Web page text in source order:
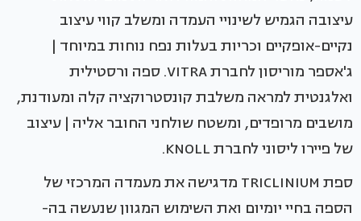
עיצובה הגמיש לשינויי העמדה ומשלב קווי עיצוב
נקיים-אופקיים וכריות בעלות נפח נוחות במיוחד |
ג'אספר מוריסון לחברת VITRA. ספה ורסטילית
ואלגנטית למראה משלבת קונסטרוקציה קלה ומעודנת,
מושבים מרופדים, ומשטח שולחני החובר אליה | עיצוב
של פיירו ליסוני לחברת KNOLL.
ספת TRICLINIUM מדגישה את מעמדה המרכזי של
הספה בחיי יומיום ואת השימוש המגוון שנעשה בה-